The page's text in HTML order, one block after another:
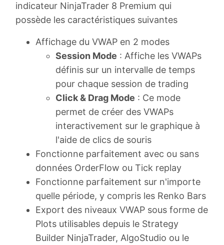
indicateur NinjaTrader 8 Premium qui
possède les caractéristiques suivantes
Affichage du VWAP en 2 modes
Session Mode : Affiche les VWAPs
définis sur un intervalle de temps
pour chaque session de trading
Click & Drag Mode : Ce mode
permet de créer des VWAPs
interactivement sur le graphique à
l'aide de clics de souris
Fonctionne parfaitement avec ou sans
données OrderFlow ou Tick replay
Fonctionne parfaitement sur n'importe
quelle période, y compris les Renko Bars
Export des niveaux VWAP sous forme de
Plots utilisables depuis le Strategy
Builder NinjaTrader, AlgoStudio ou le